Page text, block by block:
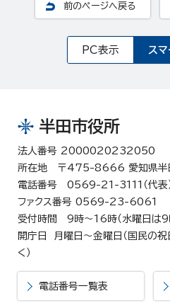
前のページへ戻る
PC表示 スマ
半田市役所
法人番号 2000020232050
所在地 〒475-8666 愛知県半
電話番号 0569-21-3111（代表
ファクス番号 0569-23-6061
受付時間 9時～16時（水曜日は9
開庁日 月曜日～金曜日（国民の
く）
電話番号一覧表